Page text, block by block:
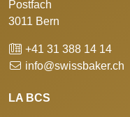
Postfach
3011 Bern
+41 31 388 14 14
info@swissbaker.ch
LA BCS